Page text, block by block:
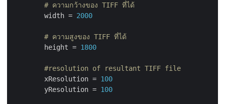
        # ความกว้างของ TIFF ที่ได้
width = 2000
        # ความสูงของ TIFF ที่ได้
height = 1800
        #resolution of resultant TIFF file
xResolution = 100
yResolution = 100